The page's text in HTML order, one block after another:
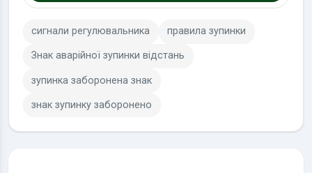
сигнали регулювальника правила зупинки
Знак аварійної зупинки відстань
зупинка заборонена знак
знак зупинку заборонено